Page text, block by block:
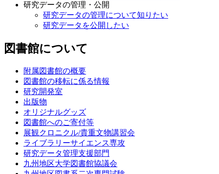
研究データの管理・公開
研究データの管理について知りたい
研究データを公開したい
図書館について
附属図書館の概要
図書館の移転に係る情報
研究開発室
出版物
オリジナルグッズ
図書館へのご寄付等
展観クロニクル/貴重文物講習会
ライブラリーサイエンス専攻
研究データ管理支援部門
九州地区大学図書館協議会